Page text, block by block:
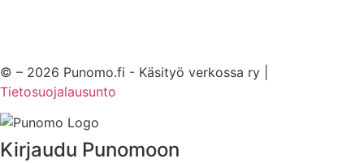
© – 2026 Punomo.fi - Käsityö verkossa ry |
Tietosuojalausunto
Kirjaudu Punomoon